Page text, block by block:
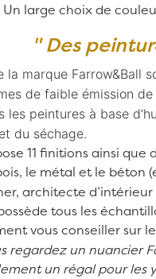
large choix de
" Des
la marque Farrow&Ball
de faible émission
les peintures à base
du séchage.
11 finitions ainsi
le métal et le béton
architecte
tous les
vous conseiller sur
regardez un nuancier
un régal pour les